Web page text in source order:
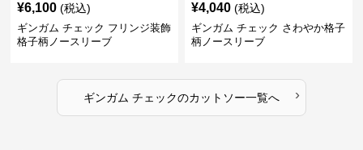
¥6,100 (税込)
ギンガム チェック フリンジ装飾
格子柄ノースリーブ
¥4,040 (税込)
ギンガム チェック さわやか格子
柄ノースリーブ
ギンガム チェックのカットソー一覧へ ›